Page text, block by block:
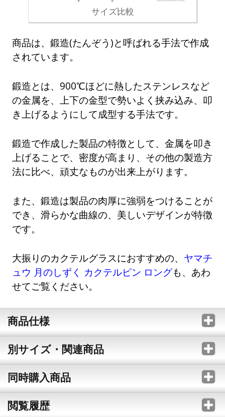
サイズ比較
商品は、鍛造(たんぞう)と呼ばれる手法で作成
されています。
鍛造とは、900℃ほどに熱したステンレスなど
の金属を、上下の金型で勢いよく挟み込み、叩
き上げるようにして成型する手法です。
鍛造で作成した製品の特徴として、金属を叩き
上げることで、密度が高まり、その他の製造方
法に比べ、頑丈なものが出来上がります。
また、鍛造は製品の肉厚に強弱をつけることが
でき、滑らかな曲線の、美しいデザインが特徴
です。
大振りのカクテルグラスにおすすめの、 ヤマチ
ュウ 月のしずく カクテルピン ロングも、あわ
せてご覧ください。
商品仕様
別サイズ・関連商品
同時購入商品
閲覧履歴